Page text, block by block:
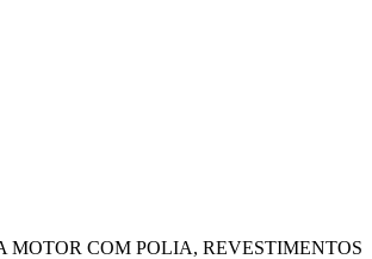
MOTOR COM POLIA, REVESTIMENTOS